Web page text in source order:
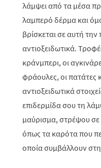
λάμψει από τα μέσα
λαμπερό δέρμα και
βρίσκεται σε αυτή
αντιοξειδωτικά.
κράνμπερι, οι
φράουλες, οι πατάτες
αντιοξειδωτικά
επιδερμίδα σου τη
μαύρισμα, στρέψου
όπως τα καρότα που
οποία συμβάλλουν